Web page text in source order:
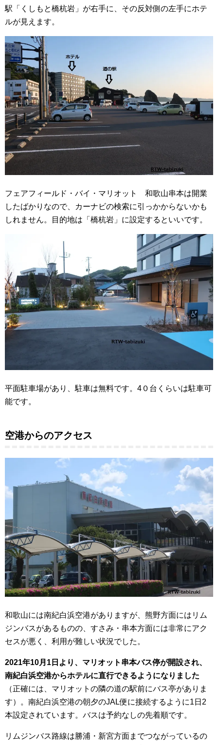
駅「くしもと橋杭岩」が右手に、その反対側の左手にホテ
ルが見えます。
フェアフィールド・バイ・マリオット 和歌山串本は開業
したばかりなので、カーナビの検索に引っかからないかも
しれません。目的地は「橋杭岩」に設定するといいです。
平面駐車場があり、駐車は無料です。4０台くらいは駐車可
能です。
空港からのアクセス
和歌山には南紀白浜空港がありますが、熊野方面にはリム
ジンバスがあるものの、すさみ・串本方面には非常にアク
セスが悪く、利用が難しい状況でした。
2021年10月1日より、マリオット串本バス停が開設され、
南紀白浜空港からホテルに直行できるようになりました
（正確には、マリオットの隣の道の駅前にバス亭がありま
す）。南紀白浜空港の朝夕のJAL便に接続するように1日2
本設定されています。バスは予約なしの先着順です。
リムジンバス路線は勝浦・新宮方面までつながっているの